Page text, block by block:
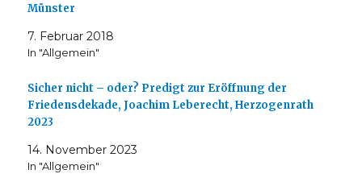
Münster
7. Februar 2018
In "Allgemein"
Sicher nicht – oder? Predigt zur Eröffnung der
Friedensdekade, Joachim Leberecht, Herzogenrath
2023
14. November 2023
In "Allgemein"